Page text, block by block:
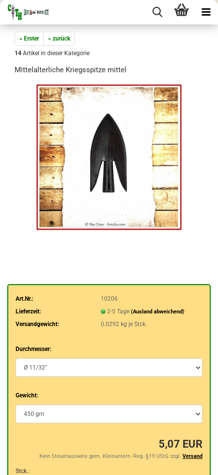
« Erster « zurück
14 Artikel in dieser Kategorie
Mittelalterliche Kriegsspitze mittel
Art.Nr.:
10206
Lieferzeit:
2-5 Tage (Ausland abweichend)
Versandgewicht: 0.0292 kg je Stck.
Durchmesser:
Gewicht:
5,07 EUR
Kein Steuerausweis gem. Kleinuntern.-Reg. §19 UStG zzgl. Versand
Stck.: